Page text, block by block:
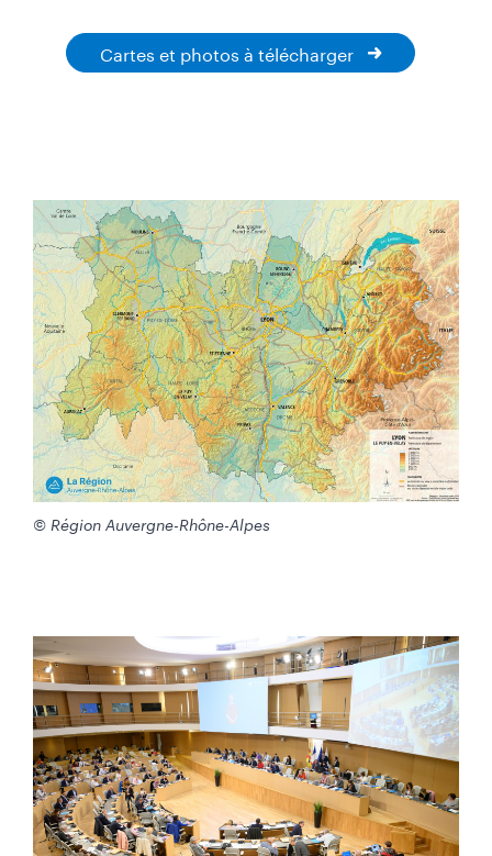
Cartes et photos à télécharger
© Région Auvergne-Rhône-Alpes